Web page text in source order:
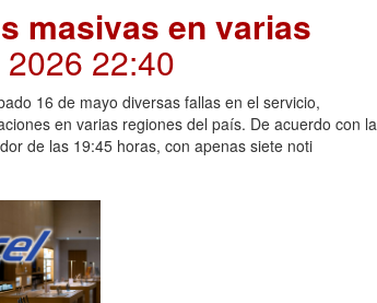
masivas en varias
22:40
16 de mayo diversas fallas en el servicio,
en varias regiones del país. De acuerdo con la
de las 19:45 horas, con apenas siete noti